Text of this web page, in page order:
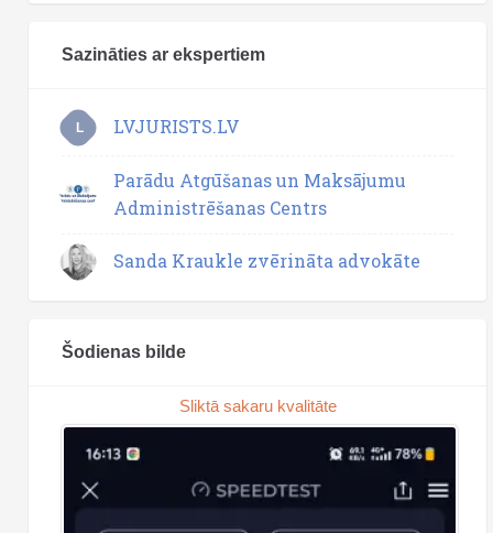
Sazināties ar ekspertiem
L LVJURISTS.LV
Parādu Atgūšanas un Maksājumu
Administrēšanas Centrs
Sanda Kraukle zvērināta advokāte
Šodienas bilde
Sliktā sakaru kvalitāte